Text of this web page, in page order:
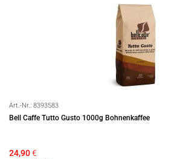
Art.-Nr.: 8393583
Bell Caffe Tutto Gusto 1000g Bohnenkaffee
24,90€